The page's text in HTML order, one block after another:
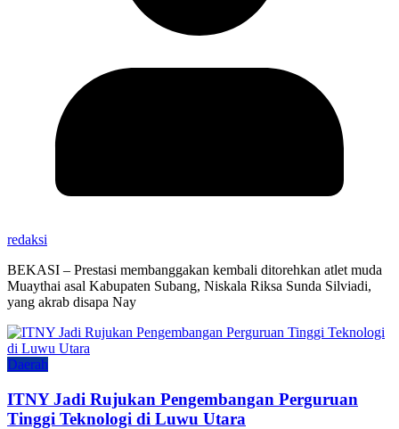
redaksi
BEKASI – Prestasi membanggakan kembali ditorehkan atlet muda
Muaythai asal Kabupaten Subang, Niskala Riksa Sunda Silviadi,
yang akrab disapa Nay
Daerah
ITNY Jadi Rujukan Pengembangan Perguruan
Tinggi Teknologi di Luwu Utara